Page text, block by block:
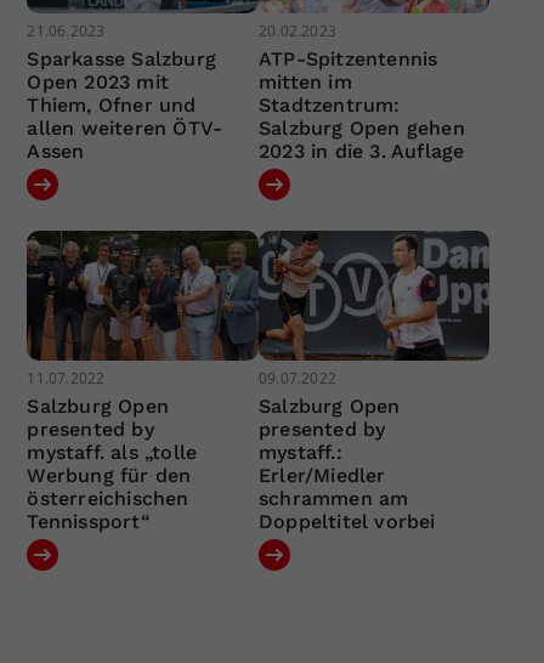
21.06.2023
Sparkasse Salzburg
Open 2023 mit
Thiem, Ofner und
allen weiteren ÖTV-
Assen
20.02.2023
ATP-Spitzentennis
mitten im
Stadtzentrum:
Salzburg Open gehen
2023 in die 3. Auflage
11.07.2022
Salzburg Open
presented by
mystaff. als „tolle
Werbung für den
österreichischen
Tennissport“
09.07.2022
Salzburg Open
presented by
mystaff.:
Erler/Miedler
schrammen am
Doppeltitel vorbei